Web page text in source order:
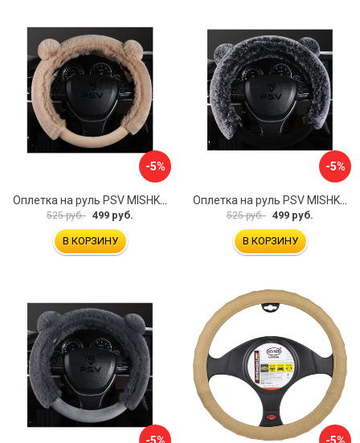
-5%
Оплетка на руль PSV MISHKA Premium 136099
525 руб. 499 руб.
В КОРЗИНУ
-5%
Оплетка на руль PSV MISHKA Premium 136095
525 руб. 499 руб.
В КОРЗИНУ